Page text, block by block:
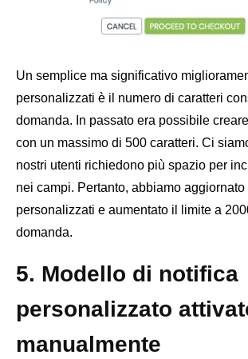
Un semplice ma significativo
personalizzati è il numero di caratteri
domanda. In passato era possibile
con un massimo di 500 caratteri. Ci
nostri utenti richiedono più spazio per
nei campi. Pertanto, abbiamo aggiornato
personalizzati e aumentato il limite a
domanda.
5. Modello di notifica
personalizzato
manualmente